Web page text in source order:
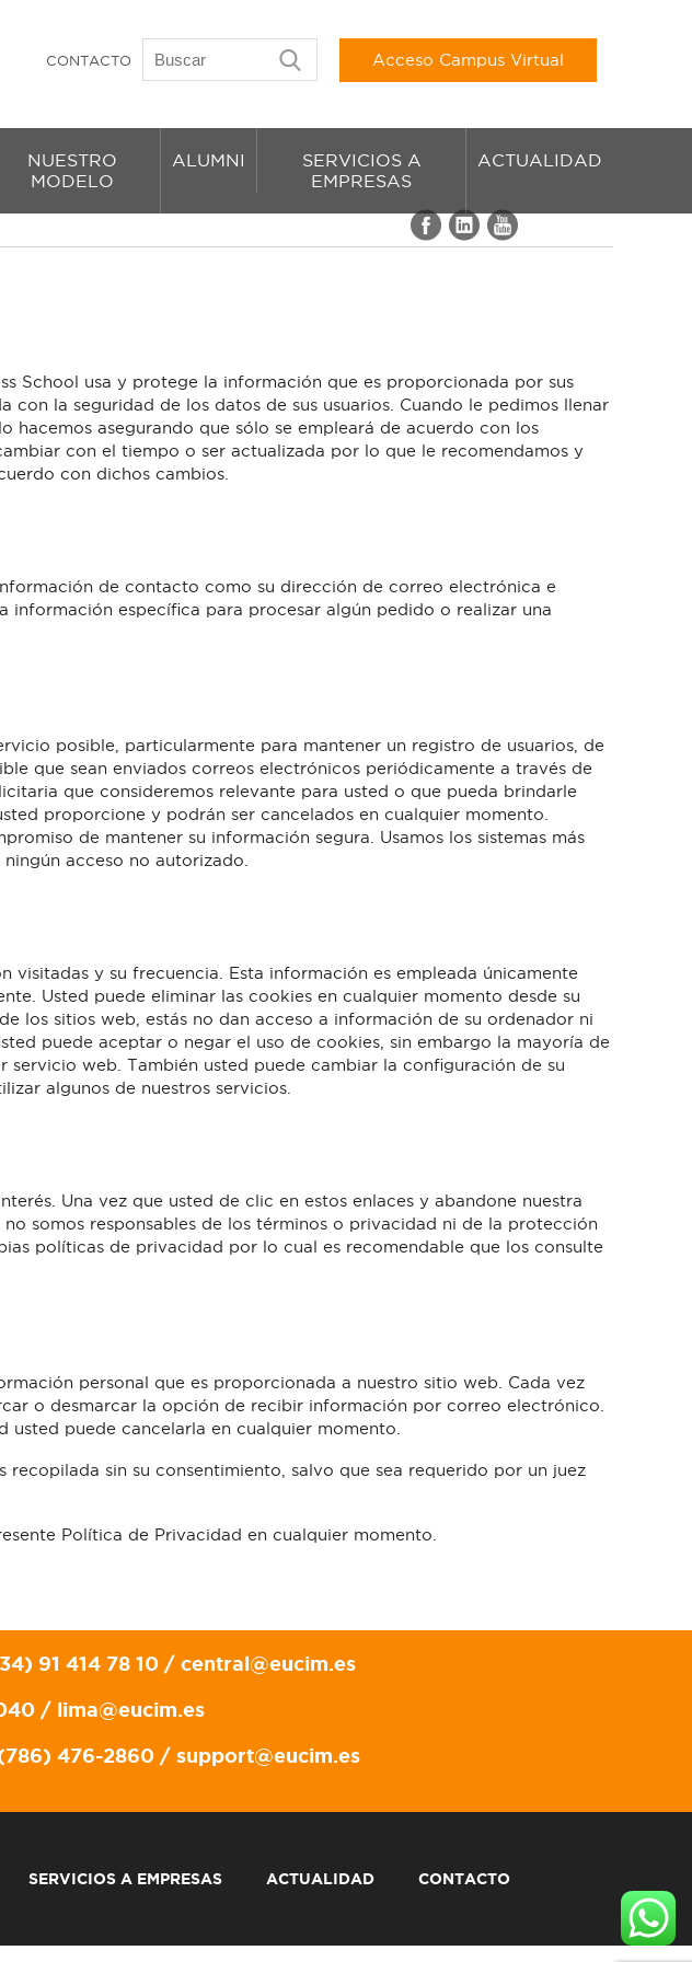
CONTACTO Acceso Campus Virtual
NUESTRO
MODELO
ALUMNI
SERVICIOS A
EMPRESAS
ACTUALIDAD
School usa y protege la información que es proporcionada por sus
la seguridad de los datos de sus usuarios. Cuando le pedimos llenar
asegurando que sólo se empleará de acuerdo con los
con el tiempo o ser actualizada por lo que le recomendamos y
con dichos cambios.
de contacto como su dirección de correo electrónica e
información específica para procesar algún pedido o realizar una
posible, particularmente para mantener un registro de usuarios, de
que sean enviados correos electrónicos periódicamente a través de
que consideremos relevante para usted o que pueda brindarle
proporcione y podrán ser cancelados en cualquier momento.
de mantener su información segura. Usamos los sistemas más
acceso no autorizado.
y su frecuencia. Esta información es empleada únicamente
Usted puede eliminar las cookies en cualquier momento desde su
los sitios web, estás no dan acceso a información de su ordenador ni
puede aceptar o negar el uso de cookies, sin embargo la mayoría de
web. También usted puede cambiar la configuración de su
algunos de nuestros servicios.
Una vez que usted de clic en estos enlaces y abandone nuestra
somos responsables de los términos o privacidad ni de la protección
políticas de privacidad por lo cual es recomendable que los consulte
personal que es proporcionada a nuestro sitio web. Cada vez
o desmarcar la opción de recibir información por correo electrónico.
puede cancelarla en cualquier momento.
sin su consentimiento, salvo que sea requerido por un juez
Política de Privacidad en cualquier momento.
91 414 78 10 / central@eucim.es
/ lima@eucim.es
476-2860 / support@eucim.es
SERVICIOS A EMPRESAS ACTUALIDAD CONTACTO